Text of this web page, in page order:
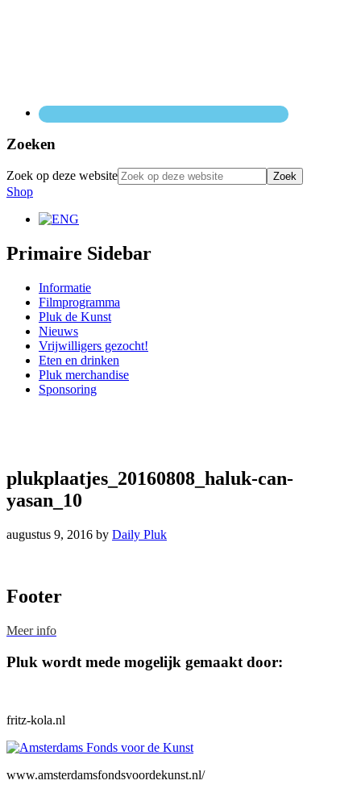
Zoeken
Zoek op deze website
Shop
Primaire Sidebar
Informatie
Filmprogramma
Pluk de Kunst
Nieuws
Vrijwilligers gezocht!
Eten en drinken
Pluk merchandise
Sponsoring
plukplaatjes_20160808_haluk-can-
yasan_10
augustus 9, 2016 by Daily Pluk
Footer
Meer info
Pluk wordt mede mogelijk gemaakt door:
fritz-kola.nl
www.amsterdamsfondsvoordekunst.nl/